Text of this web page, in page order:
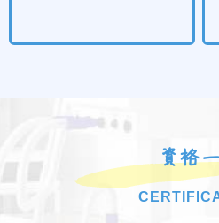
資格